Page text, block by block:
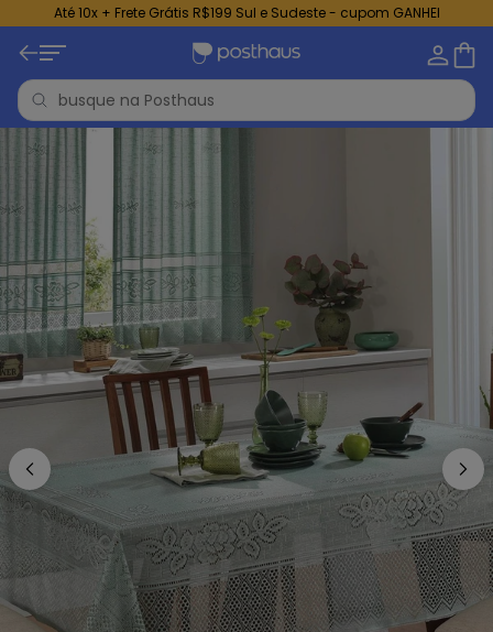
Até 10x + Frete Grátis R$199 Sul e Sudeste - cupom GANHEI